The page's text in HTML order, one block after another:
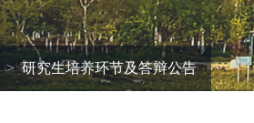
研究生培养环节及答辩公告